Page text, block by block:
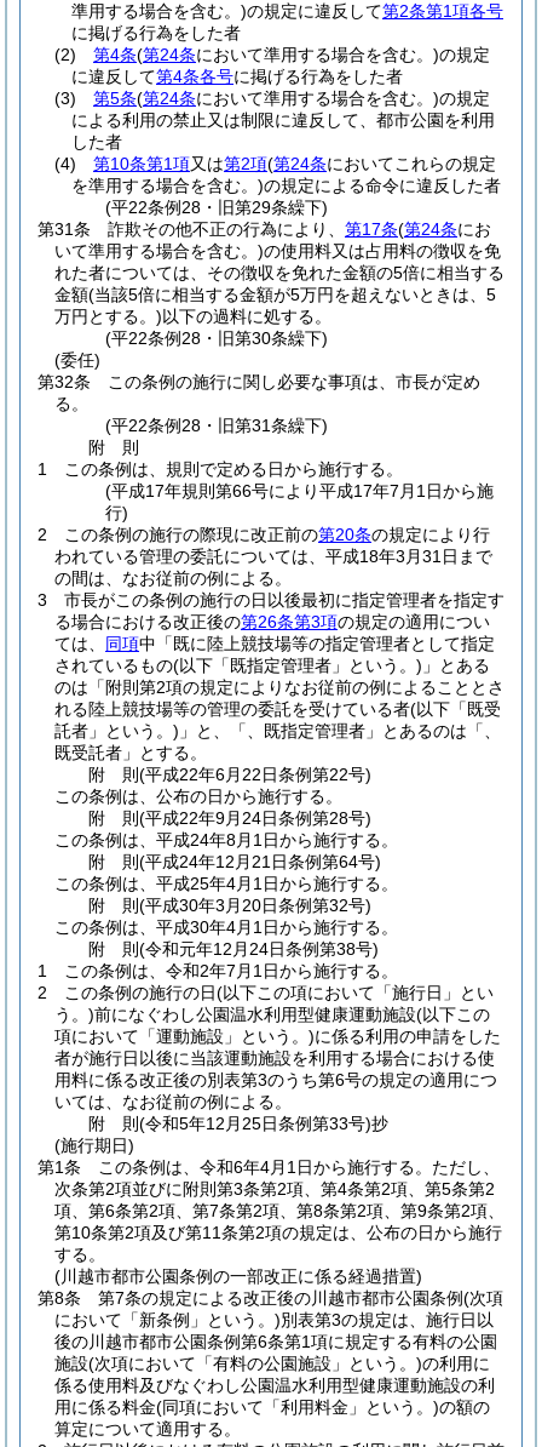
準用する場合を含む。)の規定に違反して第2条第1項各号
に掲げる行為をした者
(2)
第4条(第24条において準用する場合を含む。)の規定
に違反して第4条各号に掲げる行為をした者
(3)
第5条(第24条において準用する場合を含む。)の規定
による利用の禁止又は制限に違反して、都市公園を利用
した者
(4)
第10条第1項又は第2項(第24条においてこれらの規定
を準用する場合を含む。)の規定による命令に違反した者
(平22条例28・旧第29条繰下)
第31条
詐欺その他不正の行為により、 第17条(第24条にお
いて準用する場合を含む。)の使用料又は占用料の徴収を免
れた者については、その徴収を免れた金額の5倍に相当する
金額(当該5倍に相当する金額が5万円を超えないときは、5
万円とする。)以下の過料に処する。
(平22条例28・旧第30条繰下)
(委任)
第32条
この条例の施行に関し必要な事項は、市長が定め
る。
(平22条例28・旧第31条繰下)
附 則
1
この条例は、規則で定める日から施行する。
(平成17年規則第66号により平成17年7月1日から施
行)
2
この条例の施行の際現に改正前の第20条の規定により行
われている管理の委託については、平成18年3月31日まで
の間は、なお従前の例による。
3
市長がこの条例の施行の日以後最初に指定管理者を指定す
る場合における改正後の第26条第3項の規定の適用につい
ては、 同項中「既に陸上競技場等の指定管理者として指定
されているもの(以下「既指定管理者」という。) 」とある
のは「附則第2項の規定によりなお従前の例によることとさ
れる陸上競技場等の管理の委託を受けている者(以下「既受
託者」という。) 」と、「、既指定管理者」とあるのは「、
既受託者」とする。
附 則(平成22年6月22日条例第22号)
この条例は、公布の日から施行する。
附 則(平成22年9月24日条例第28号)
この条例は、平成24年8月1日から施行する。
附 則(平成24年12月21日条例第64号)
この条例は、平成25年4月1日から施行する。
附 則(平成30年3月20日条例第32号)
この条例は、平成30年4月1日から施行する。
附 則(令和元年12月24日条例第38号)
1
この条例は、令和2年7月1日から施行する。
2
この条例の施行の日(以下この項において「施行日」とい
う。)前になぐわし公園温水利用型健康運動施設(以下この
項において「運動施設」という。)に係る利用の申請をした
者が施行日以後に当該運動施設を利用する場合における使
用料に係る改正後の別表第3のうち第6号の規定の適用につ
いては、なお従前の例による。
附 則(令和5年12月25日条例第33号)抄
(施行期日)
第1条
この条例は、令和6年4月1日から施行する。 ただし、
次条第2項並びに附則第3条第2項、第4条第2項、第5条第2
項、第6条第2項、第7条第2項、第8条第2項、第9条第2項、
第10条第2項及び第11条第2項の規定は、公布の日から施行
する。
(川越市都市公園条例の一部改正に係る経過措置)
第8条
第7条の規定による改正後の川越市都市公園条例(次項
において「新条例」という。)別表第3の規定は、施行日以
後の川越市都市公園条例第6条第1項に規定する有料の公園
施設(次項において「有料の公園施設」という。)の利用に
係る使用料及びなぐわし公園温水利用型健康運動施設の利
用に係る料金(同項において「利用料金」という。)の額の
算定について適用する。